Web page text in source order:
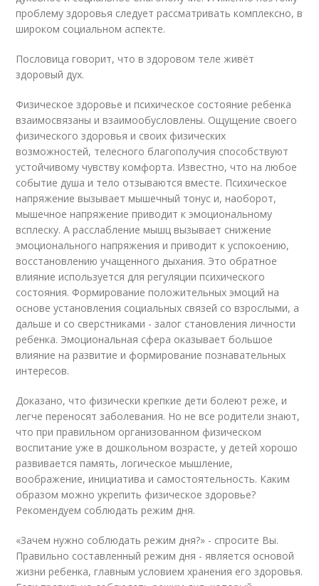
проблему здоровья следует рассматривать комплексно, в
широком социальном аспекте.
Пословица говорит, что в здоровом теле живёт
здоровый дух.
Физическое здоровье и психическое состояние ребенка
взаимосвязаны и взаимообусловлены. Ощущение своего
физического здоровья и своих физических
возможностей, телесного благополучия способствуют
устойчивому чувству комфорта. Известно, что на любое
событие душа и тело отзываются вместе. Психическое
напряжение вызывает мышечный тонус и, наоборот,
мышечное напряжение приводит к эмоциональному
всплеску. А расслабление мышц вызывает снижение
эмоционального напряжения и приводит к успокоению,
восстановлению учащенного дыхания. Это обратное
влияние используется для регуляции психического
состояния. Формирование положительных эмоций на
основе установления социальных связей со взрослыми, а
дальше и со сверстниками - залог становления личности
ребенка. Эмоциональная сфера оказывает большое
влияние на развитие и формирование познавательных
интересов.
Доказано, что физически крепкие дети болеют реже, и
легче переносят заболевания. Но не все родители знают,
что при правильном организованном физическом
воспитание уже в дошкольном возрасте, у детей хорошо
развивается память, логическое мышление,
воображение, инициатива и самостоятельность. Каким
образом можно укрепить физическое здоровье?
Рекомендуем соблюдать режим дня.
«Зачем нужно соблюдать режим дня?» - спросите Вы.
Правильно составленный режим дня - является основой
жизни ребенка, главным условием хранения его здоровья.